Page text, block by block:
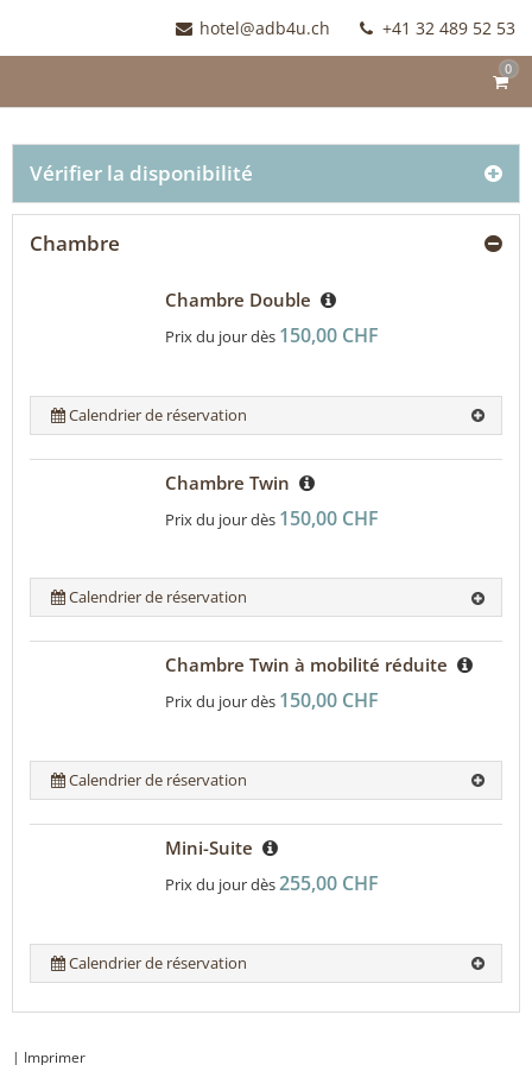
hotel@adb4u.ch +41 32 489 52 53
0
Vérifier la disponibilité
Chambre
Chambre Double
Prix du jour dès 150,00 CHF
Calendrier de réservation
Chambre Twin
Prix du jour dès 150,00 CHF
Calendrier de réservation
Chambre Twin à mobilité réduite
Prix du jour dès 150,00 CHF
Calendrier de réservation
Mini-Suite
Prix du jour dès255,00 CHF
Calendrier de réservation
| Imprimer